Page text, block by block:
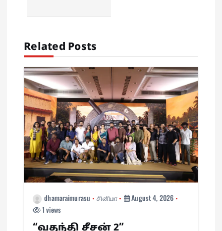
g
a
t
o
n
Related Posts
dhamaraimurasu சினிமா
August 4, 2026
1 views
“வதந்தி சீசன் 2”